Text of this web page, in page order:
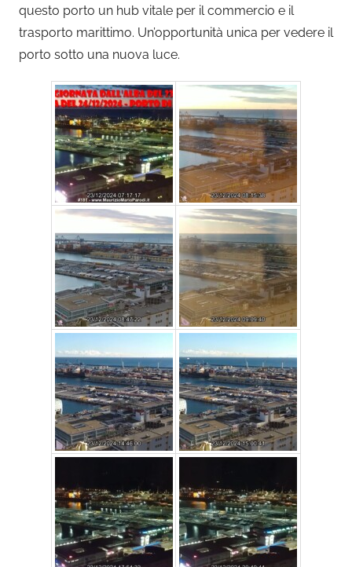
questo porto un hub vitale per il commercio e il
trasporto marittimo. Un’opportunità unica per vedere il
porto sotto una nuova luce.